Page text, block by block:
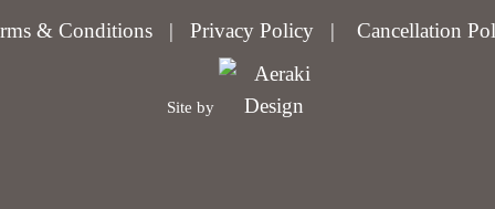
& Conditions | Privacy Policy | Cancellation
Site by